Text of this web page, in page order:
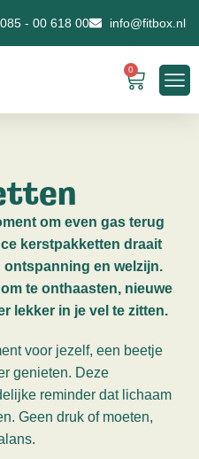
085 - 00 618 00 info@fitbox.nl
0
om even gas terug
kerstpakketten draait
ontspanning en welzijn.
te onthaasten, nieuwe
lekker in je vel te zitten.
voor jezelf, een beetje
genieten. Deze
reminder dat lichaam
Geen druk of moeten,